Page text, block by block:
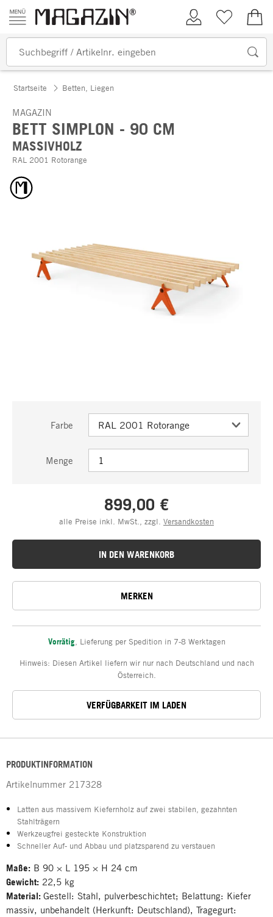
Zum Inhalt springen
Kundenkonto
Merkliste
Startseite Betten, Liegen
MAGAZIN
BETT SIMPLON - 90 CM
MASSIVHOLZ
RAL 2001 Rotorange
Farbe
Menge
899,00 €
alle Preise inkl. MwSt., zzgl. Versandkosten
IN DEN WARENKORB
MERKEN
Vorrätig, Lieferung per Spedition in 7-8 Werktagen
Hinweis: Diesen Artikel liefern wir nur nach Deutschland und nach
Österreich.
VERFÜGBARKEIT IM LADEN
PRODUKTINFORMATION
Artikelnummer 217328
Latten aus massivem Kiefernholz auf zwei stabilen, gezahnten
Stahlträgern
Werkzeugfrei gesteckte Konstruktion
Schneller Auf- und Abbau und platzsparend zu verstauen
Maße: B 90 × L 195 × H 24 cm
Gewicht: 22,5 kg
Material: Gestell: Stahl, pulverbeschichtet; Belattung: Kiefer
massiv, unbehandelt (Herkunft: Deutschland), Tragegurt: